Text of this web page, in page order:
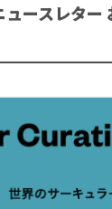
ースレター